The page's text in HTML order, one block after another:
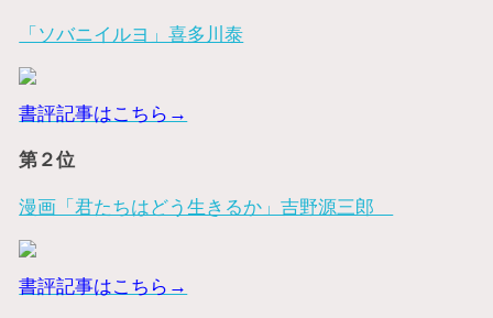
「ソバニイルヨ」喜多川泰
書評記事はこちら→
第２位
漫画「君たちはどう生きるか」吉野源三郎
書評記事はこちら→